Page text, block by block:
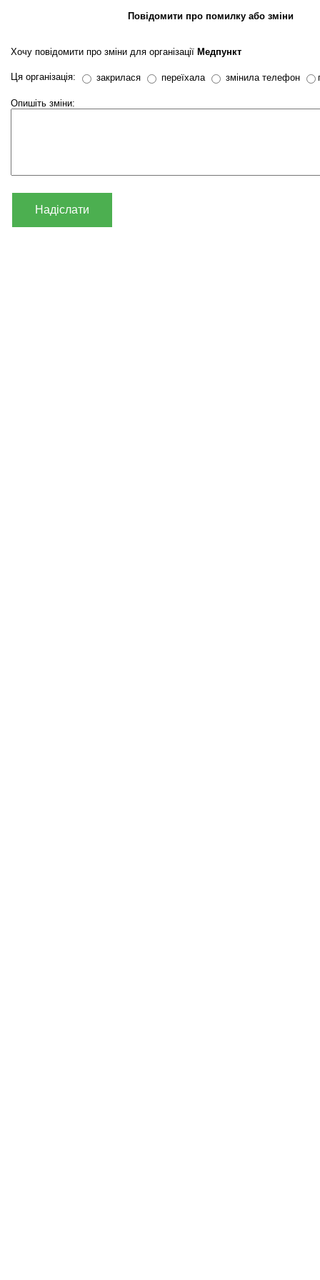
Повідомити про помилку або зміни
Хочу повідомити про зміни для організації Медпункт
Ця організація: закрилася переїхала змінила телефон
Опишіть зміни:
Надіслати